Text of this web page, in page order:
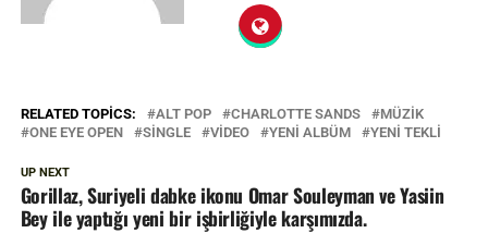
RELATED TOPICS: ALT POP CHARLOTTE SANDS
MÜZIK
ONE EYE OPEN
SINGLE VIDEO YENI ALBÜM YENI TEKLI
UP NEXT
Gorillaz, Suriyeli dabke ikonu Omar Souleyman ve Yasiin
Bey ile yaptığı yeni bir işbirliğiyle karşımızda.